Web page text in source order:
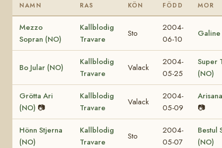
NAMN RAS KÖN FÖDD MOR
Mezzo
Sopran (NO)
Kallblodig
Travare
Sto
2004-
06-10
Bo Jular (NO)
Kallblodig
Travare
Valack
2004-
05-25
Super
(NO)
Grötta Ari
(NO) 📷
Kallblodig
Travare
Valack
2004-
05-09
📷
Hönn Stjerna
(NO)
Kallblodig
Travare
Sto
2004-
05-07
Bestul
(NO)